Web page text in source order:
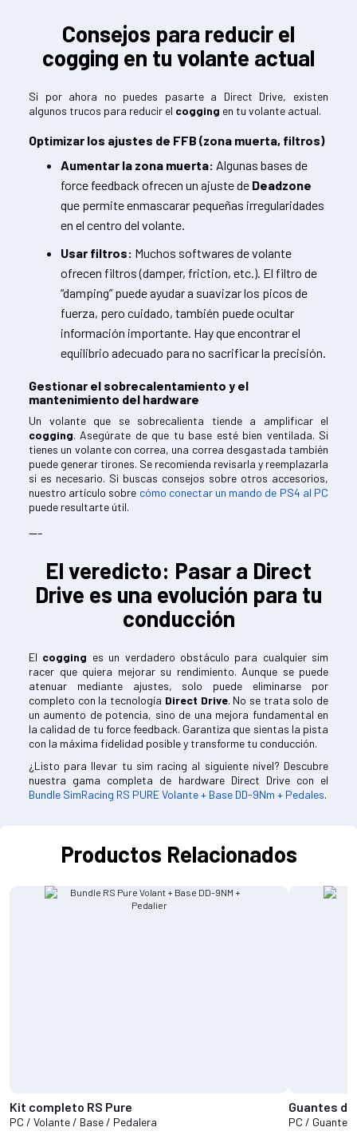
Consejos para reducir el
cogging en tu volante actual
Si por ahora no puedes pasarte a Direct Drive, existen
algunos trucos para reducir el cogging en tu volante actual.
Optimizar los ajustes de FFB (zona muerta, filtros)
Aumentar la zona muerta: Algunas bases de
force feedback ofrecen un ajuste de Deadzone
que permite enmascarar pequeñas irregularidades
en el centro del volante.
Usar filtros: Muchos softwares de volante
ofrecen filtros (damper, friction, etc.). El filtro de
“damping” puede ayudar a suavizar los picos de
fuerza, pero cuidado, también puede ocultar
información importante. Hay que encontrar el
equilibrio adecuado para no sacrificar la precisión.
Gestionar el sobrecalentamiento y el
mantenimiento del hardware
Un volante que se sobrecalienta tiende a amplificar el
cogging. Asegúrate de que tu base esté bien ventilada. Si
tienes un volante con correa, una correa desgastada también
puede generar tirones. Se recomienda revisarla y reemplazarla
si es necesario. Si buscas consejos sobre otros accesorios,
nuestro artículo sobre cómo conectar un mando de PS4 al PC
puede resultarte útil.
---
El veredicto: Pasar a Direct
Drive es una evolución para tu
conducción
El cogging es un verdadero obstáculo para cualquier sim
racer que quiera mejorar su rendimiento. Aunque se puede
atenuar mediante ajustes, solo puede eliminarse por
completo con la tecnología Direct Drive. No se trata solo de
un aumento de potencia, sino de una mejora fundamental en
la calidad de tu force feedback. Garantiza que sientas la pista
con la máxima fidelidad posible y transforme tu conducción.
¿Listo para llevar tu sim racing al siguiente nivel? Descubre
nuestra gama completa de hardware Direct Drive con el
Bundle SimRacing RS PURE Volante + Base DD-9Nm + Pedales.
Productos Relacionados
Kit completo RS Pure
PC / Volante / Base / Pedalera
Guantes
PC / Guantes